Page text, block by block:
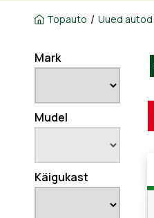
Topauto / Uued autod
Mark
Mudel
Käigukast